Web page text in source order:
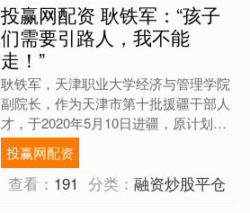
投赢网配资 耿铁军：“孩子
们需要引路人，我不能
走！”
耿铁军，天津职业大学经济与管理学院
副院长，作为天津市第十批援疆干部人
才，于2020年5月10日进疆，原计划
2023年6月底结束为期3年的援疆工
作。但他主动申请继....
投赢网配资
查看： 191 分类：融资炒股平仓